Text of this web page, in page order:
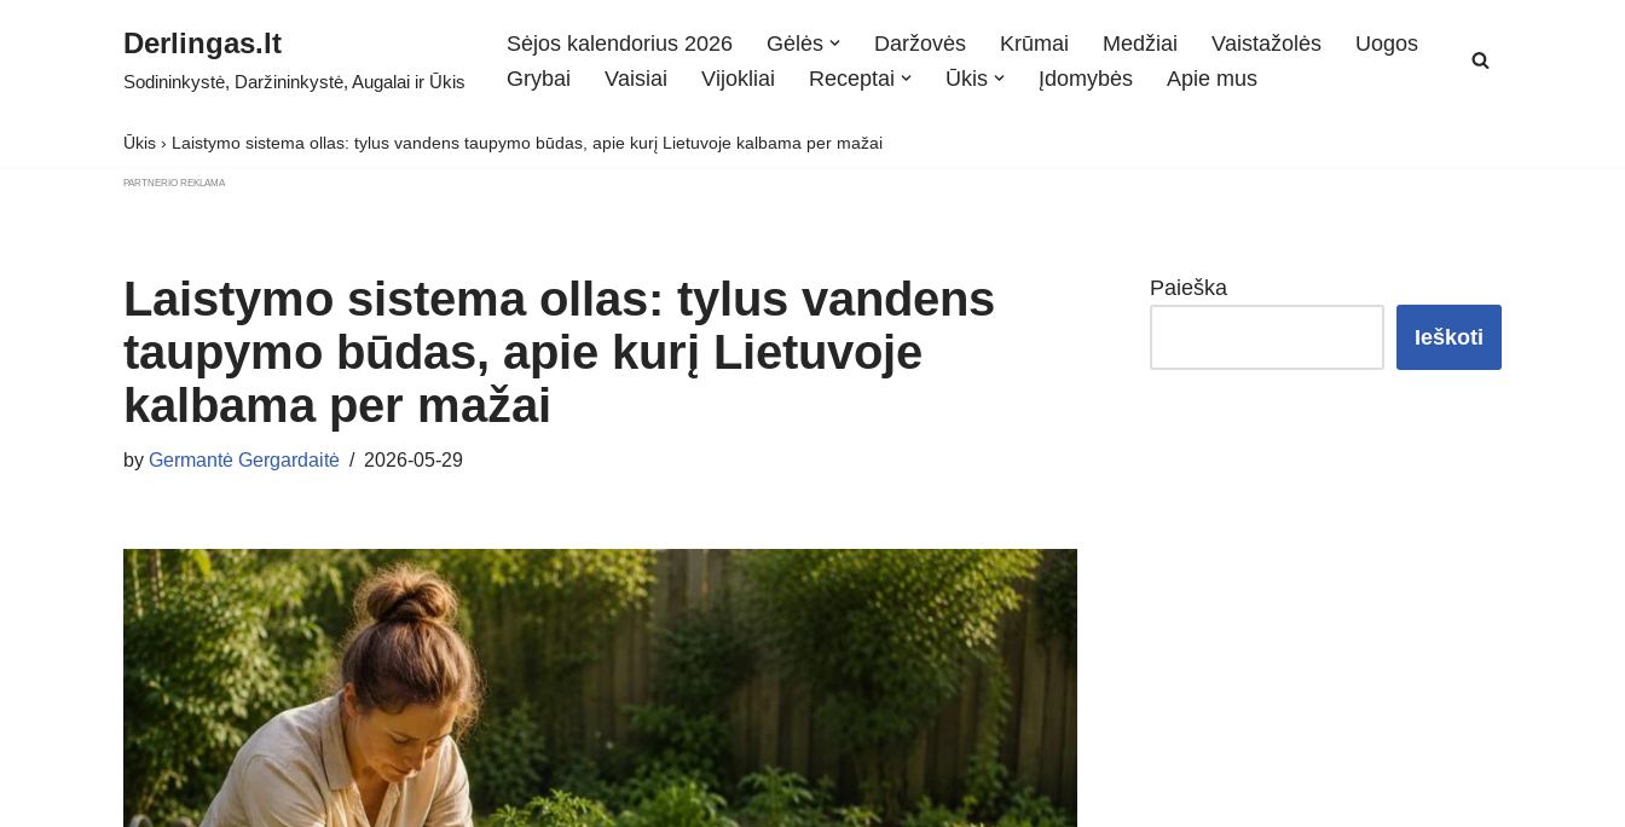
Derlingas.lt
Sodininkystė, Daržininkystė, Augalai ir Ūkis
Sėjos kalendorius 2026 Gėlės Daržovės Krūmai Medžiai Vaistažolės
Uogos
Grybai
Vaisiai Vijokliai Receptai Ūkis Įdomybės Apie mus
Ūkis › Laistymo sistema ollas: tylus vandens taupymo būdas, apie kurį Lietuvoje kalbama per mažai
PARTNERIO REKLAMA
Laistymo sistema ollas: tylus vandens
taupymo būdas, apie kurį Lietuvoje
kalbama per mažai
by Germantė Gergardaitė 2026-05-29
Paieška
Ieškoti